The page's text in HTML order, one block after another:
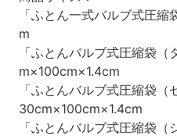
「ふとん一式バルブ式圧
m
「ふとんバルブ式圧縮袋
m×100cm×1.4cm
「ふとんバルブ式圧縮袋
30cm×100cm×1.4cm
「ふとんバルブ式圧縮袋